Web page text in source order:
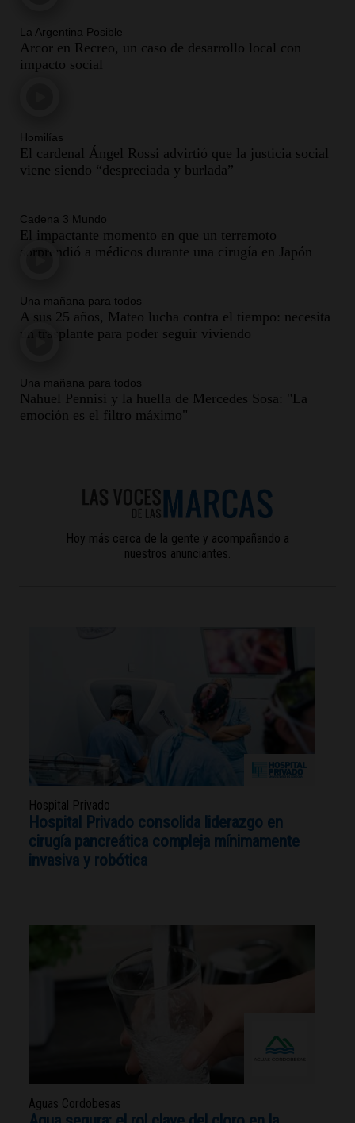
Audio.
Voluntarios limpiaron 9.000 metros del río
Suquía y retiraron hasta 800 kilos de basura por
jornada
Messi para el primer contrato de Leo con
Barcelona
Una mañana para todos
Audio. Joan Gaspart: "Sin Jorge, no sé si Messi
hubiera llegado adonde llegó"
Una mañana para todos
Audio.El orgullo y el sueño argentino de Jorge
Messi en una entrevista con Rony Vargas en 2007
Audio.El abuelo de Agostina Vega, tras las
nuevas detenciones: "En esa casa todos tenían algo
Audio.Una nutricionista derribó el mito del
Una mañana para todos
La Argentina Posible
Arcor en Recreo, un caso de desarrollo local con
impacto social
Homilías
El cardenal Ángel Rossi advirtió que la justicia social
viene siendo “despreciada y burlada”
Cadena 3 Mundo
El impactante momento en que un terremoto
sorprendió a médicos durante una cirugía en Japón
Una mañana para todos
A sus 25 años, Mateo lucha contra el tiempo: necesita
un trasplante para poder seguir viviendo
Una mañana para todos
Nahuel Pennisi y la huella de Mercedes Sosa: "La
emoción es el filtro máximo"